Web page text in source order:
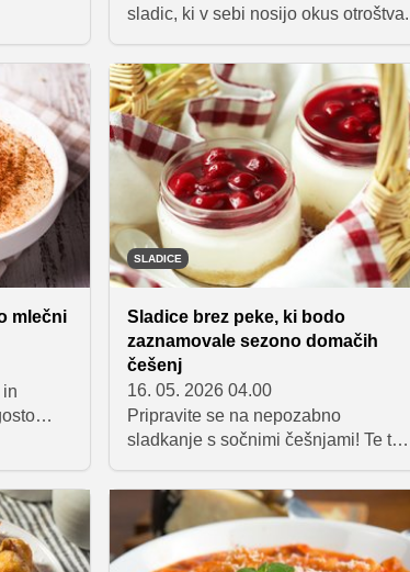
je še
in rahlo
sladic, ki v sebi nosijo okus otroštva.
mlečni
se
– od
SLADICE
Sladice brez peke, ki bodo
zaznamovale sezono domačih
češenj
16. 05. 2026 04.00
Pripravite se na nepozabno
sladkanje s sočnimi češnjami! Te tri
navdušile s svojo kremnostjo in hitro
pripravo. Popoln izbor za sončne
dni, ko si želite nekaj zares
posebnega, osvežilnega in kar se da